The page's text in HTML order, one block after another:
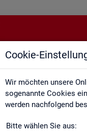
Cookie-
Wir möchten unsere
sogenannte Cookies
werden nachfolgend
Bitte wählen Sie aus: